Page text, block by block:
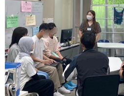
通
ア
ク
セ
ス
サ
イ